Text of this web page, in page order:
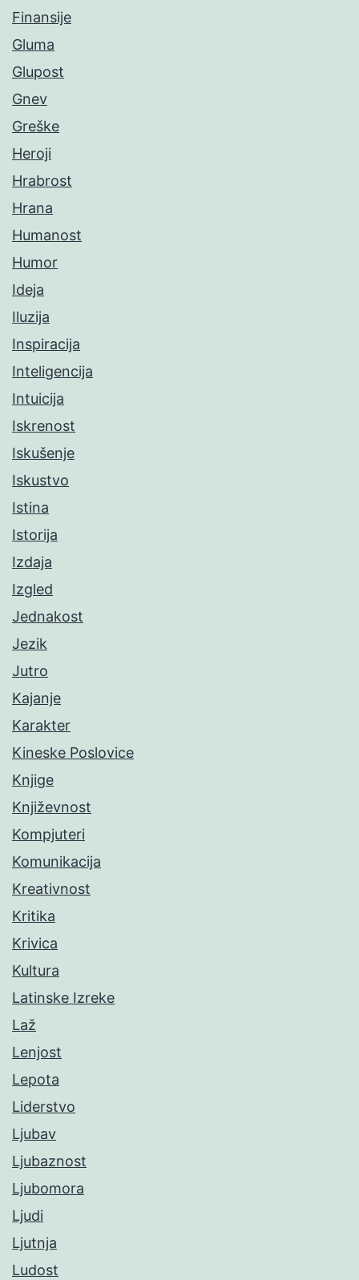
Finansije
Gluma
Glupost
Gnev
Greške
Heroji
Hrabrost
Hrana
Humanost
Humor
Ideja
Iluzija
Inspiracija
Inteligencija
Intuicija
Iskrenost
Iskušenje
Iskustvo
Istina
Istorija
Izdaja
Izgled
Jednakost
Jezik
Jutro
Kajanje
Karakter
Kineske Poslovice
Knjige
Književnost
Kompjuteri
Komunikacija
Kreativnost
Kritika
Krivica
Kultura
Latinske Izreke
Laž
Lenjost
Lepota
Liderstvo
Ljubav
Ljubaznost
Ljubomora
Ljudi
Ljutnja
Ludost